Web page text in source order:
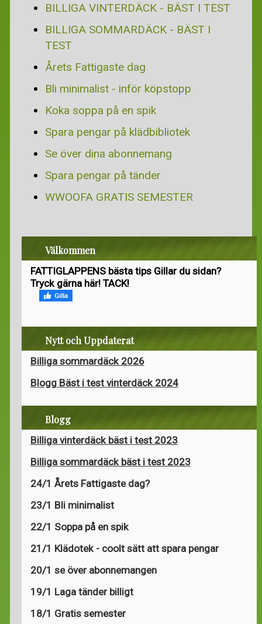
BILLIGA VINTERDÄCK - BÄST I TEST
BILLIGA SOMMARDÄCK - BÄST I
TEST
Årets Fattigaste dag
Bli minimalist - inför köpstopp
Koka soppa på en spik
Spara pengar på klädbibliotek
Se över dina abonnemang
Spara pengar på tänder
WWOOFA GRATIS SEMESTER
Välkommen
FATTIGLAPPENS bästa tips Gillar du sidan?
Tryck gärna här! TACK!
Nytt och Uppdaterat
Billiga sommardäck 2026
Blogg Bäst i test vinterdäck 2024
Blogg
Billiga vinterdäck bäst i test 2023
Billiga sommardäck bäst i test 2023
24/1 Årets Fattigaste dag?
23/1 Bli minimalist
22/1 Soppa på en spik
21/1 Klädotek - coolt sätt att spara pengar
20/1 se över abonnemangen
19/1 Laga tänder billigt
18/1 Gratis semester